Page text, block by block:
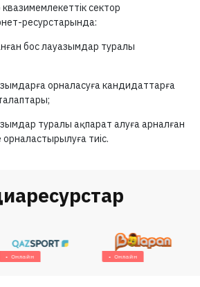
сектор
ресурстарында:
бос лауазымдар туралы
орналасуға кандидаттарға
туралы ақпарат алуға арналған
тиіс.
Онлайн Онлайн